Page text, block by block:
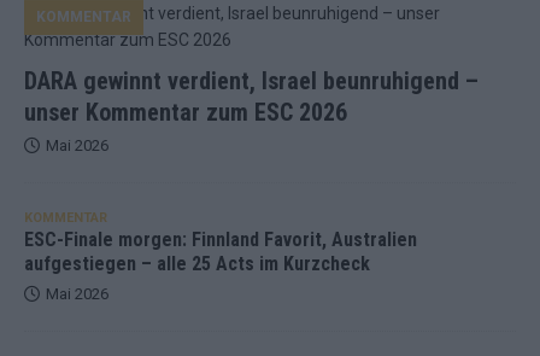
DARA gewinnt verdient, Israel beunruhigend –
unser Kommentar zum ESC 2026
KOMMENTAR
Mai 2026
KOMMENTAR
ESC-Finale morgen: Finnland Favorit, Australien
aufgestiegen – alle 25 Acts im Kurzcheck
Mai 2026